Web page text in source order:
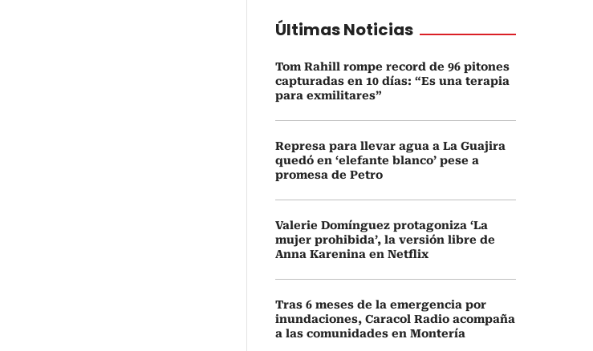
Últimas Noticias
Tom Rahill rompe record de 96 pitones
capturadas en 10 días: “Es una terapia
para exmilitares”
Represa para llevar agua a La Guajira
quedó en ‘elefante blanco’ pese a
promesa de Petro
Valerie Domínguez protagoniza ‘La
mujer prohibida’, la versión libre de
Anna Karenina en Netflix
Tras 6 meses de la emergencia por
inundaciones, Caracol Radio acompaña
a las comunidades en Montería